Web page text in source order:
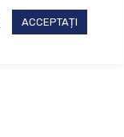
ACCEPTAȚI